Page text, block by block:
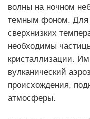
волны на ночном
темным фоном. Для
сверхнизких
необходимы
кристаллизации.
вулканический
происхождения,
атмосферы.